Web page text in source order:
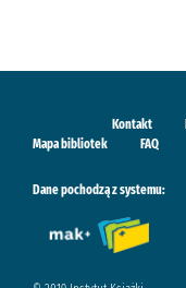
Kontakt
Mapa bibliotek
FAQ
Dane pochodzą z systemu: